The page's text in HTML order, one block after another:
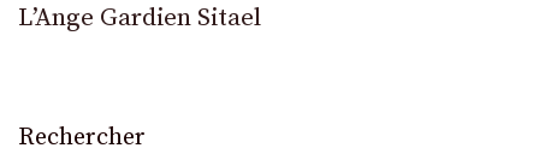
L’Ange Gardien Sitael
Rechercher